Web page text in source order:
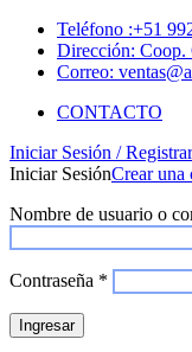
Teléfono :+51
Dirección: Coop.
Correo:
CONTACTO
Iniciar Sesión /
Iniciar SesiónCrear una
Nombre de usuario o
Contraseña *
Ingresar